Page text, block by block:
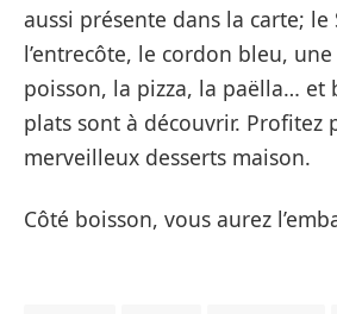
aussi présente dans la carte; le
l’entrecôte, le cordon bleu,
poisson, la pizza, la paëlla… et
plats sont à découvrir. Profitez
merveilleux desserts maison.
Côté boisson, vous aurez